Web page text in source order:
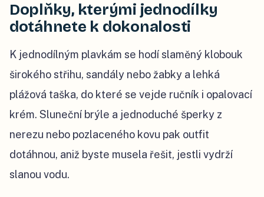
Doplňky, kterými jednodílky
dotáhnete k dokonalosti
K jednodílným plavkám se hodí slaměný klobouk
širokého střihu, sandály nebo žabky a lehká
plážová taška, do které se vejde ručník i opalovací
krém. Sluneční brýle a jednoduché šperky z
nerezu nebo pozlaceného kovu pak outfit
dotáhnou, aniž byste musela řešit, jestli vydrží
slanou vodu.